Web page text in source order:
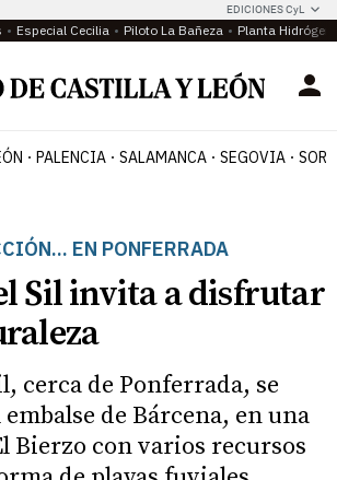
EDICIONES CyL
Especial Cecilia Piloto La Bañeza Planta
PALENCIA SALAMANCA SEGOVIA
EN PONFERRADA
Sil invita a disfrutar
cerca de Ponferrada, se
de Bárcena, en una
Bierzo con varios recursos